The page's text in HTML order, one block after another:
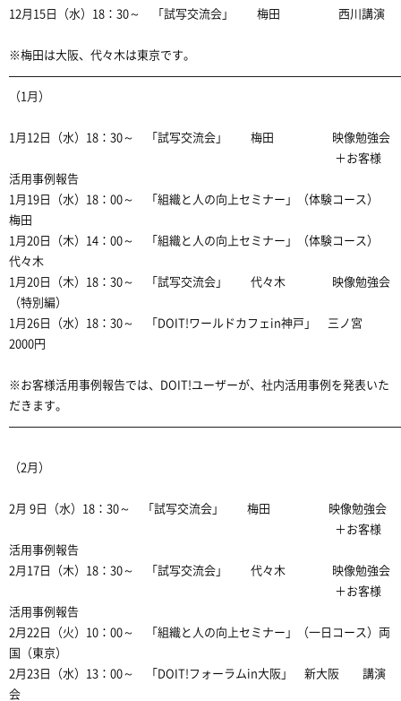
12月15日（水）18：30～ 「試写交流会」 梅田 西川講演
※梅田は大阪、代々木は東京です。
（1月）
1月12日（水）18：30～ 「試写交流会」 梅田 映像勉強会
＋お客様
活用事例報告
1月19日（水）18：00～ 「組織と人の向上セミナー」（体験コース）
梅田
1月20日（木）14：00～ 「組織と人の向上セミナー」（体験コース）
代々木
1月20日（木）18：30～ 「試写交流会」 代々木 映像勉強会
（特別編）
1月26日（水）18：30～ 「DOIT!ワールドカフェin神戸」 三ノ宮
2000円
※お客様活用事例報告では、DOIT!ユーザーが、社内活用事例を発表いた
だきます。
（2月）
2月 9日（水）18：30～ 「試写交流会」 梅田 映像勉強会
＋お客様
活用事例報告
2月17日（木）18：30～ 「試写交流会」 代々木 映像勉強会
＋お客様
活用事例報告
2月22日（火）10：00～ 「組織と人の向上セミナー」（一日コース）両
国（東京）
2月23日（水）13：00～ 「DOIT!フォーラムin大阪」 新大阪 講演
会